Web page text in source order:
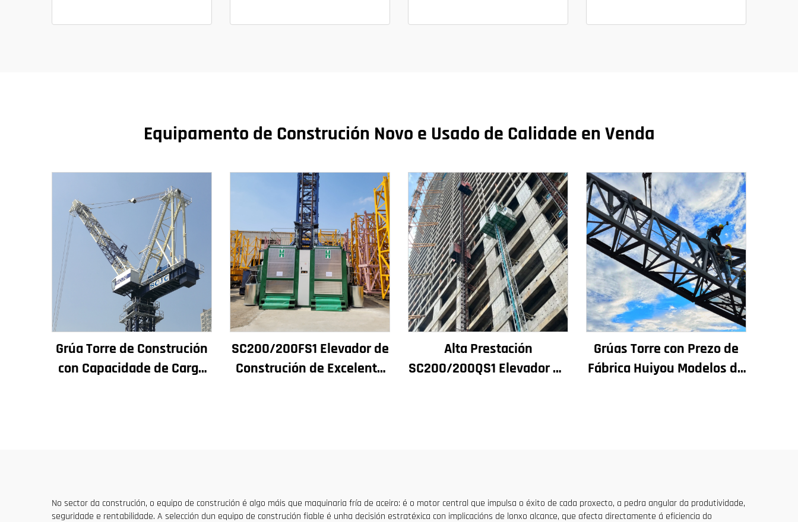
Equipamento de Construción Novo e Usado de Calidade en Venda
Grúa Torre de Construción
con Capacidade de Carga
SC200/200FS1 Elevador de
Construción de Excelente
Alta Prestación
SC200/200QS1 Elevador de
Grúas Torre con Prezo de
Fábrica Huiyou Modelos de
No sector da construción, o equipo de construción é algo máis que maquinaria fría de aceiro: é o motor central que impulsa o éxito de cada proxecto, a pedra angular da produtividade,
seguridade e rentabilidade. A selección dun equipo de construción fiable é unha decisión estratéxica con implicacións de lonxo alcance, que afecta directamente á eficiencia do